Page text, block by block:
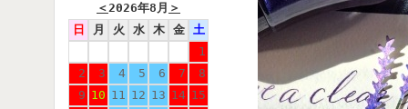
＜2026年8月 ＞
日
月 火 水 木 金
土
1
2
3 4 5 6 7
8
9 10 11 12 13 14 15